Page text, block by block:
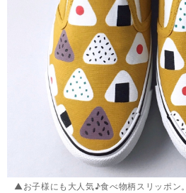
▲お子様にも大人気♪食べ物柄スリッポン。